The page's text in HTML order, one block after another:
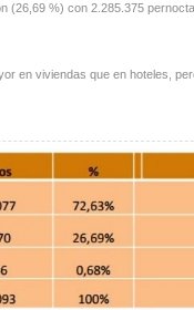
(26,69 %) con 2.285.375
en viviendas que en hoteles,